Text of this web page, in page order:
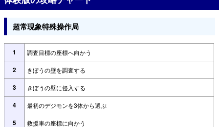
超常現象特殊操作局
1 調査目標の座標へ向かう
2 きぼうの壁を調査する
3 きぼうの壁に侵入する
4 最初のデジモンを3体から選ぶ
5 救援車の座標に向かう